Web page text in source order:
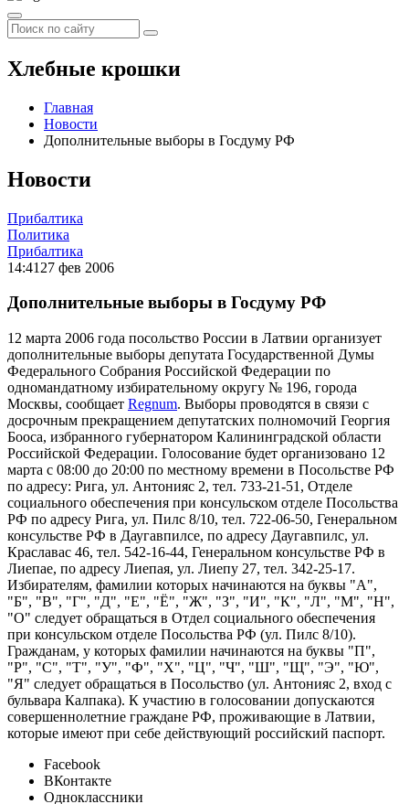
Хлебные крошки
Главная
Новости
Дополнительные выборы в Госдуму РФ
Новости
Прибалтика
Политика
Прибалтика
14:41 27 фев 2006
Дополнительные выборы в Госдуму РФ
12 марта 2006 года посольство России в Латвии организует
дополнительные выборы депутата Государственной Думы
Федерального Собрания Российской Федерации по
одномандатному избирательному округу № 196, города
Москвы, сообщает Regnum. Выборы проводятся в связи с
досрочным прекращением депутатских полномочий Георгия
Бооса, избранного губернатором Калининградской области
Российской Федерации. Голосование будет организовано 12
марта с 08:00 до 20:00 по местному времени в Посольстве РФ
по адресу: Рига, ул. Антонияс 2, тел. 733-21-51, Отделе
социального обеспечения при консульском отделе Посольства
РФ по адресу Рига, ул. Пилс 8/10, тел. 722-06-50, Генеральном
консульстве РФ в Даугавпилсе, по адресу Даугавпилс, ул.
Краславас 46, тел. 542-16-44, Генеральном консульстве РФ в
Лиепае, по адресу Лиепая, ул. Лиепу 27, тел. 342-25-17.
Избирателям, фамилии которых начинаются на буквы "А",
"Б", "В", "Г", "Д", "Е", "Ё", "Ж", "З", "И", "К", "Л", "М", "Н",
"О" следует обращаться в Отдел социального обеспечения
при консульском отделе Посольства РФ (ул. Пилс 8/10).
Гражданам, у которых фамилии начинаются на буквы "П",
"Р", "С", "Т", "У", "Ф", "Х", "Ц", "Ч", "Ш", "Щ", "Э", "Ю",
"Я" следует обращаться в Посольство (ул. Антонияс 2, вход с
бульвара Калпака). К участию в голосовании допускаются
совершеннолетние граждане РФ, проживающие в Латвии,
которые имеют при себе действующий российский паспорт.
Facebook
ВКонтакте
Одноклассники